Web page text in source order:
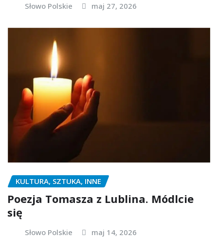
Słowo Polskie maj 27, 2026
KULTURA, SZTUKA, INNE
Poezja Tomasza z Lublina. Módlcie
się
Słowo Polskie maj 14, 2026